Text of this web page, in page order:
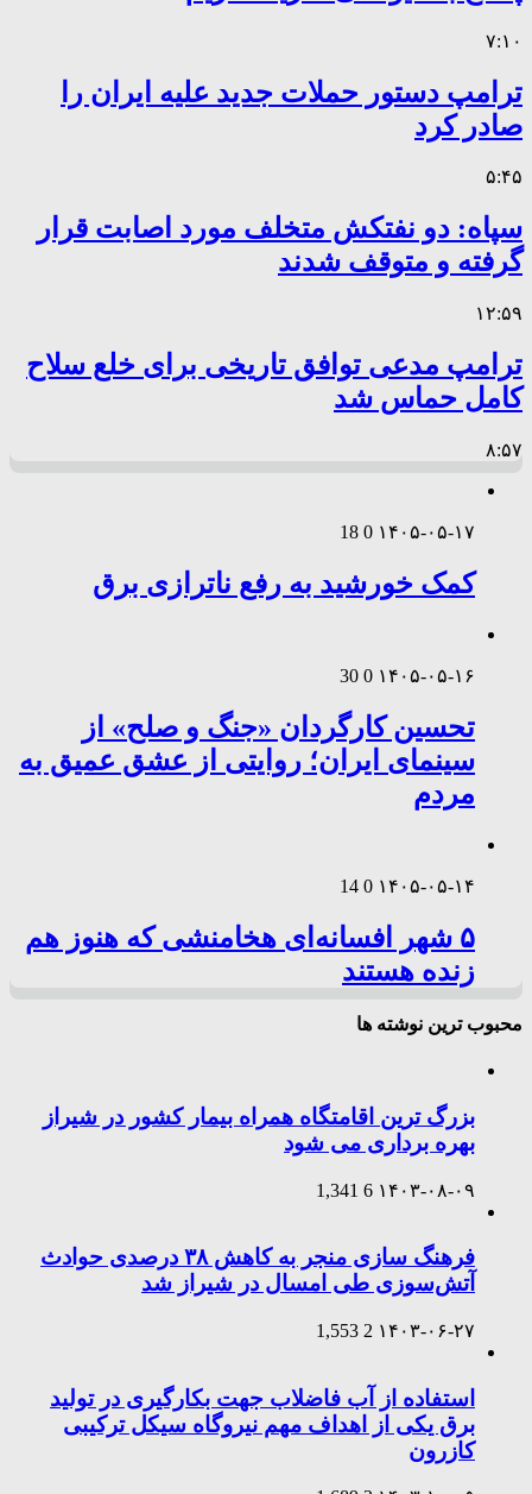
۷:۱۰
ترامپ دستور حملات جدید علیه ایران را
صادر کرد
۵:۴۵
سپاه: دو نفتکش متخلف مورد اصابت قرار
گرفته و متوقف شدند
۱۲:۵۹
ترامپ مدعی توافق تاریخی برای خلع سلاح
کامل حماس شد
۸:۵۷
۱۴۰۵-۰۵-۱۷ 0
18
کمک خورشید به رفع ناترازی برق
۱۴۰۵-۰۵-۱۶ 0
30
تحسین کارگردان «جنگ و صلح» از
سینمای ایران؛ روایتی از عشق عمیق به
مردم
۱۴۰۵-۰۵-۱۴ 0
14
۵ شهر افسانه‌ای هخامنشی که هنوز هم
زنده هستند
محبوب ترین نوشته ها
بزرگ ترین اقامتگاه همراه بیمار کشور در شیراز
بهره برداری می شود
۱۴۰۳-۰۸-۰۹ 6
1,341
فرهنگ سازی منجر به کاهش ۳۸ درصدی حوادث
آتش‌سوزی طی امسال در شیراز شد
۱۴۰۳-۰۶-۲۷ 2
1,553
استفاده از آب فاضلاب جهت بکارگیری در تولید
برق یکی از اهداف مهم نیروگاه سیکل ترکیبی
کازرون